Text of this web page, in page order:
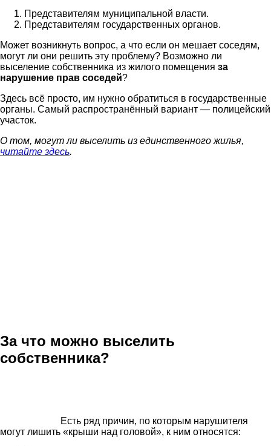
Представителям муниципальной власти.
Представителям государственных органов.
Может возникнуть вопрос, а что если он мешает соседям,
могут ли они решить эту проблему? Возможно ли
выселение собственника из жилого помещения за
нарушение прав соседей?
Здесь всё просто, им нужно обратиться в государственные
органы. Самый распространённый вариант — полицейский
участок.
О том, могут ли выселить из единственного жилья,
читайте здесь.
За что можно выселить
собственника?
Есть ряд причин, по которым нарушителя
могут лишить «крыши над головой», к ним относятся: